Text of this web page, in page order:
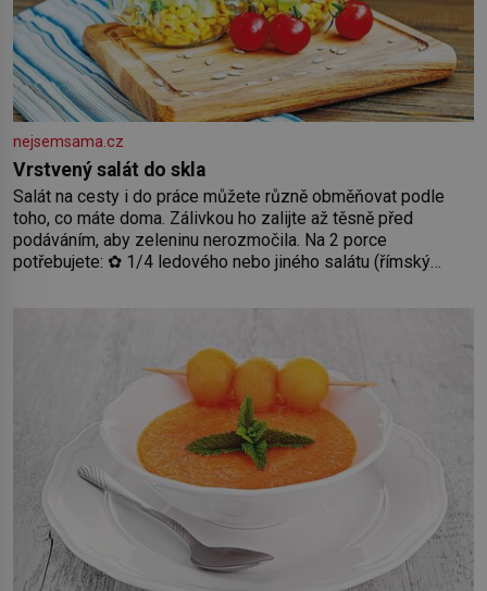
nejsemsama.cz
Vrstvený salát do skla
Salát na cesty i do práce můžete různě obměňovat podle
toho, co máte doma. Zálivkou ho zalijte až těsně před
podáváním, aby zeleninu nerozmočila. Na 2 porce
potřebujete: ✿ 1/4 ledového nebo jiného salátu (římský
2 rajčata Zálivka: ✿ 4 lžíce olivového oleje ✿ 1 lžíci citronové